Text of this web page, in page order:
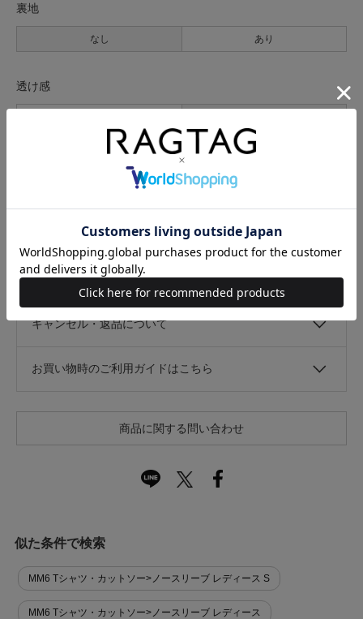
裏地
なし あり
透け感
なし
キャンセル・返品について
お買い物時のご利用ガイドはこちら
商品に関する問い合わせ
似た条件で検索
MM6 Tシャツ・カットソー>ノースリーブ レディース S
MM6 Tシャツ・カットソー>ノースリーブ レディース